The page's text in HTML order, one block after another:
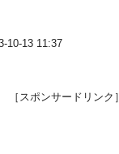
10-13 11:37
［スポンサードリンク］